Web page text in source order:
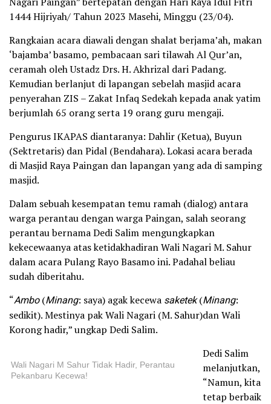
1444 Hijriyah/ Tahun 2023 Masehi, Minggu (23/04).
Rangkaian acara diawali dengan shalat berjama’ah, makan
‘bajamba’ basamo, pembacaan sari tilawah Al Qur’an,
ceramah oleh Ustadz Drs. H. Akhrizal dari Padang.
Kemudian berlanjut di lapangan sebelah masjid acara
penyerahan ZIS – Zakat Infaq Sedekah kepada anak yatim
berjumlah 65 orang serta 19 orang guru mengaji.
Pengurus IKAPAS diantaranya: Dahlir (Ketua), Buyun
(Sektretaris) dan Pidal (Bendahara). Lokasi acara berada
di Masjid Raya Paingan dan lapangan yang ada di samping
masjid.
Dalam sebuah kesempatan temu ramah (dialog) antara
warga perantau dengan warga Paingan, salah seorang
perantau bernama Dedi Salim mengungkapkan
kekecewaanya atas ketidakhadiran Wali Nagari M. Sahur
dalam acara Pulang Rayo Basamo ini. Padahal beliau
sudah diberitahu.
“Ambo(Minang: saya) agak kecewa saketek(Minang:
sedikit). Mestinya pak Wali Nagari (M. Sahur)dan Wali
Korong hadir,” ungkap Dedi Salim.
Wali Nagari M Sahur Tidak Hadir, Perantau
Pekanbaru Kecewa!
Dedi Salim
melanjutkan,
“Namun, kita
tetap berbaik